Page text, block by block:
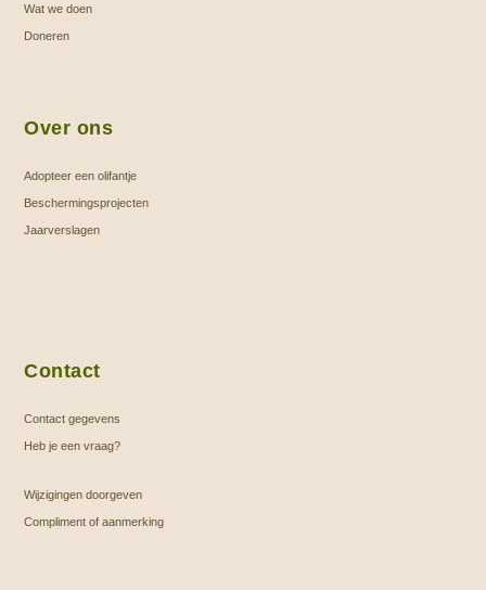
Wat we doen
Doneren
Over ons
Adopteer een olifantje
Beschermingsprojecten
Jaarverslagen
Contact
Contact gegevens
Heb je een vraag?
Wijzigingen doorgeven
Compliment of aanmerking